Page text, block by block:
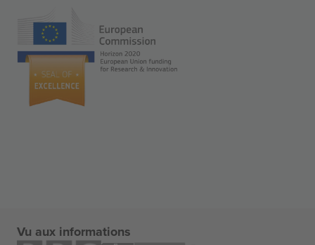
Vu aux informations